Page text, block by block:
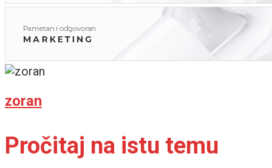
zoran
Pročitaj na istu temu